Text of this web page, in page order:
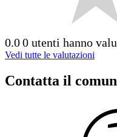
0.00 utenti hanno
Vedi tutte le valutazioni
Contatta il